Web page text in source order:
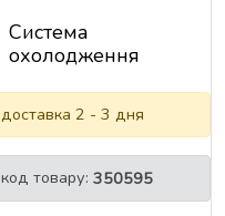
Система
охолодження
Pccooler 5VRGB
HALO, 3-pin, RPM
1800&plusmn;10%,
BOX
доставка 2 - 3 дня
код товару: 350595